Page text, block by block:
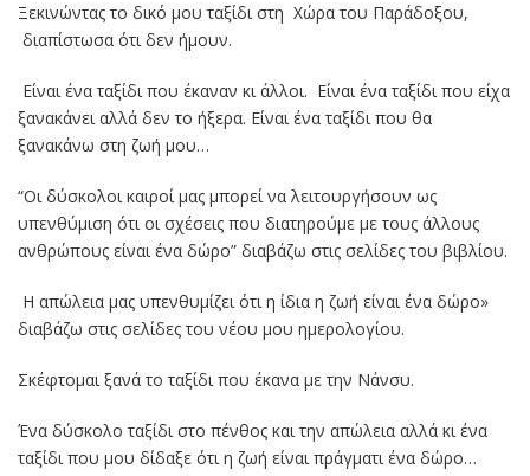
Ξεκινώντας το δικό μου ταξίδι στη Χώρα του Παράδοξου,
διαπίστωσα ότι δεν ήμουν.
Είναι ένα ταξίδι που έκαναν κι άλλοι. Είναι ένα ταξίδι που είχα
ξανακάνει αλλά δεν το ήξερα. Είναι ένα ταξίδι που θα
ξανακάνω στη ζωή μου…
“Οι δύσκολοι καιροί μας μπορεί να λειτουργήσουν ως
υπενθύμιση ότι οι σχέσεις που διατηρούμε με τους άλλους
ανθρώπους είναι ένα δώρο” διαβάζω στις σελίδες του βιβλίου.
Η απώλεια μας υπενθυμίζει ότι η ίδια η ζωή είναι ένα δώρο»
διαβάζω στις σελίδες του νέου μου ημερολογίου.
Σκέφτομαι ξανά το ταξίδι που έκανα με την Νάνσυ.
Ένα δύσκολο ταξίδι στο πένθος και την απώλεια αλλά κι ένα
ταξίδι που μου δίδαξε ότι η ζωή είναι πράγματι ένα δώρο…